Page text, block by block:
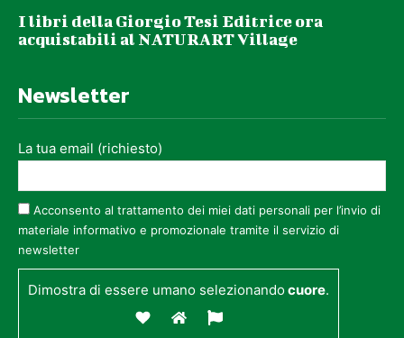
I libri della Giorgio Tesi Editrice ora
acquistabili al NATURART Village
Newsletter
La tua email (richiesto)
Acconsento al trattamento dei miei dati personali per l’invio di
materiale informativo e promozionale tramite il servizio di
newsletter
Dimostra di essere umano selezionandocuore.